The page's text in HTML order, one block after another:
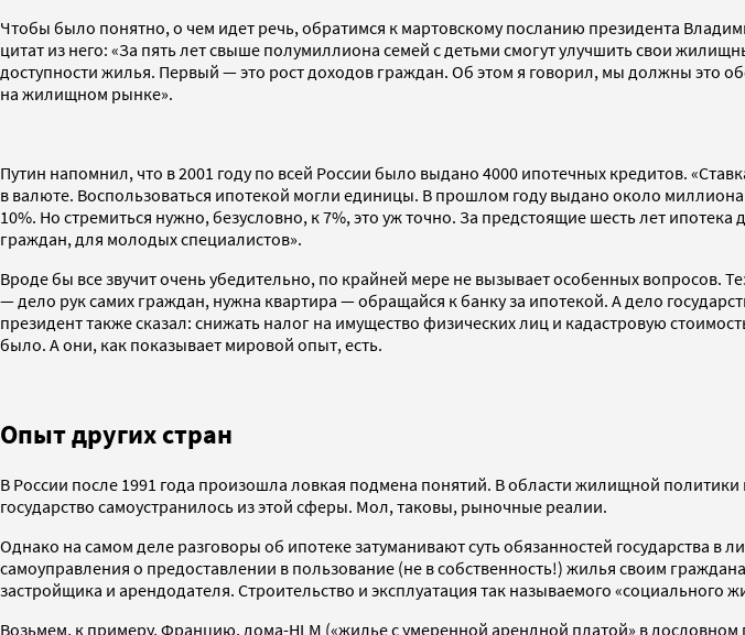
Чтобы было понятно, о чем идет речь, обратимся к мартовскому посланию президента
цитат из него: «За пять лет свыше полумиллиона семей с детьми смогут улучшить свои
доступности жилья. Первый — это рост доходов граждан. Об этом я говорил, мы должны это
на жилищном рынке».
Путин напомнил, что в 2001 году по всей России было выдано 4000 ипотечных кредитов.
в валюте. Воспользоваться ипотекой могли единицы. В прошлом году выдано около
10%. Но стремиться нужно, безусловно, к 7%, это уж точно. За предстоящие шесть лет
граждан, для молодых специалистов».
Вроде бы все звучит очень убедительно, по крайней мере не вызывает особенных
— дело рук самих граждан, нужна квартира — обращайся к банку за ипотекой. А дело
президент также сказал: снижать налог на имущество физических лиц и кадастровую
было. А они, как показывает мировой опыт, есть.
Опыт других стран
В России после 1991 года произошла ловкая подмена понятий. В области жилищной
государство самоустранилось из этой сферы. Мол, таковы, рыночные реалии.
Однако на самом деле разговоры об ипотеке затуманивают суть обязанностей государства в
самоуправления о предоставлении в пользование (не в собственность!) жилья своим
застройщика и арендодателя. Строительство и эксплуатация так называемого
Возьмем, к примеру, Францию, дома-HLM («жилье с умеренной арендной платой» в